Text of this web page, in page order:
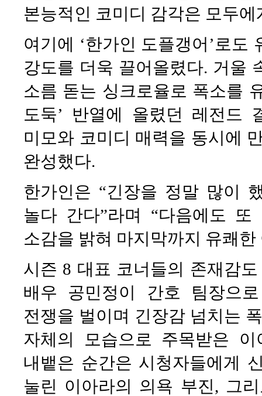
본능적인 코미디 감각은 모두
여기에 ‘한가인 도플갱어’로
강도를 더욱 끌어올렸다. 거울
소름 돋는 싱크로율로 폭소를
도둑’ 반열에 올렸던 레전드
미모와 코미디 매력을 동시에
완성했다.
한가인은 “긴장을 정말 많이
놀다 간다”라며 “다음에도
소감을 밝혀 마지막까지 유쾌한
시즌 8 대표 코너들의 존재감
배우 공민정이 간호 팀장으
전쟁을 벌이며 긴장감 넘치는
자체의 모습으로 주목받은
내뱉은 순간은 시청자들에게
눌린 이아라의 의욕 부진, 그